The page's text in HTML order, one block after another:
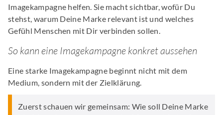
Imagekampagne helfen. Sie macht sichtbar, wofür Du
stehst, warum Deine Marke relevant ist und welches
Gefühl Menschen mit Dir verbinden sollen.
So kann eine Imagekampagne konkret aussehen
Eine starke Imagekampagne beginnt nicht mit dem
Medium, sondern mit der Zielklärung.
Zuerst schauen wir gemeinsam: Wie soll Deine Marke